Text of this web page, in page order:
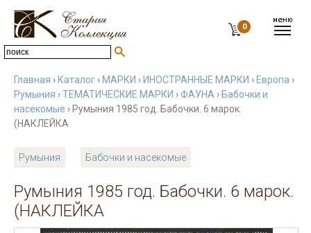
0
Главная › Каталог › МАРКИ › ИНОСТРАННЫЕ МАРКИ › Европа ›
Румыния ›ТЕМАТИЧЕСКИЕ МАРКИ ›ФАУНА › Бабочки и
насекомые › Румыния 1985 год. Бабочки. 6 марок.
(НАКЛЕЙКА
Румыния Бабочки и насекомые
Румыния 1985 год. Бабочки. 6 марок.
(НАКЛЕЙКА